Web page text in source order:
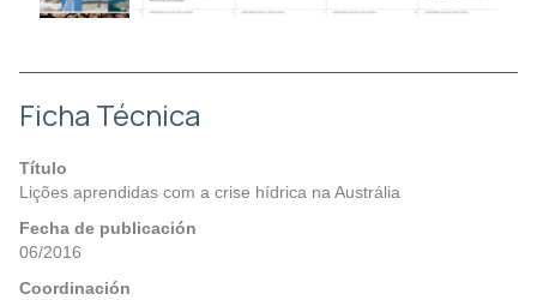
Ficha Técnica
Título
Lições aprendidas com a crise hídrica na Austrália
Fecha de publicación
06/2016
Coordinación